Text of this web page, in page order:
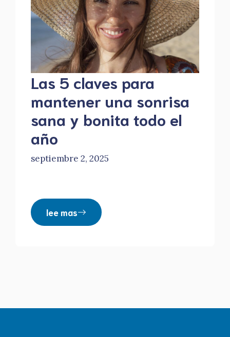
Las 5 claves para
mantener una sonrisa
sana y bonita todo el
año
septiembre 2, 2025
lee mas